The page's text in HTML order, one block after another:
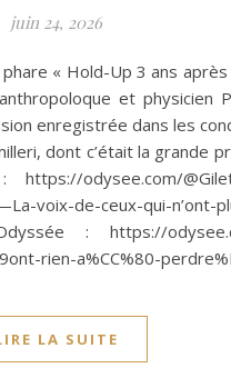
juin 24, 2026
« Hold-Up 3 ans
et physicien
enregistrée dans les
dont c’était la grande
odysee.com/
voix-de-ceux-qui-n’ont-
: https://
rien-a%CC%80-
LA SUITE